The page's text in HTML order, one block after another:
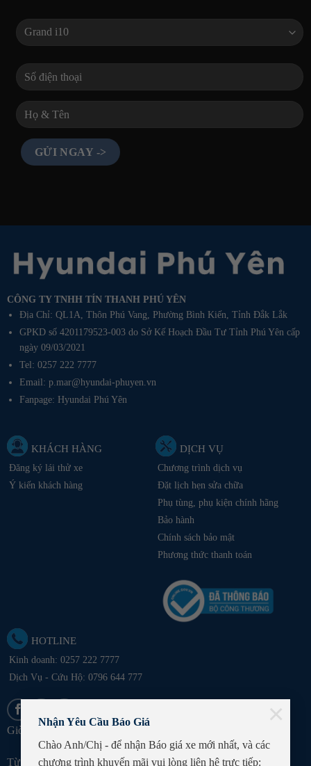
Nhận Yêu Cầu Báo Giá
Chào Anh/Chị - để nhận Báo giá xe mới nhất, và các
chương trình khuyến mãi vui lòng liên hệ trực tiếp:
×
CÔNG TY TNHH TÍN THANH PHÚ YÊN
Địa Chỉ: QL1A, Thôn Phú Vang, Phường Bình Kiến, Tỉnh Đắk Lắk
GPKD số 4201179523-003 do Sở Kế Hoạch Đầu Tư Tỉnh Phú Yên cấp
ngày 09/03/2021
Tel: 0257 222 7777
Email: p.mar@hyundai-phuyen.vn
Fanpage: Hyundai Phú Yên
KHÁCH HÀNG
Đăng ký lái thử xe
Ý kiến khách hàng
DỊCH VỤ
Chương trình dịch vụ
Đặt lịch hẹn sửa chữa
Phụ tùng, phụ kiện chính hãng
Bảo hành
Chính sách bảo mật
Phương thức thanh toán
HOTLINE
Kinh doanh: 0257 222 7777
Dịch Vụ - Cứu Hộ: 0796 644 777
Giờ làm việc:
Từ thứ 2 đến thứ 6: